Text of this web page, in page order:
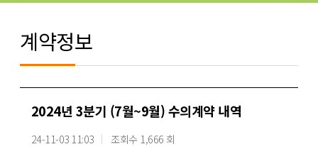
계약정보
2024년 3분기 (7월~9월) 수의계약 내역
24-11-03 11:03 조회수 1,666 회